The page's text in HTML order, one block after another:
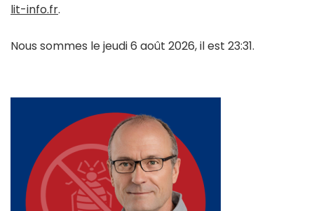
lit-info.fr.
Nous sommes le jeudi 6 août 2026, il est 23:31.